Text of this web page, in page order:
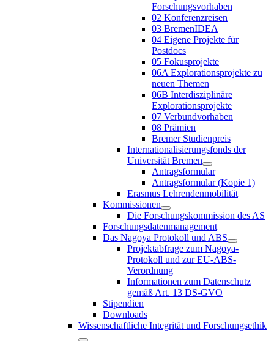
Forschungsvorhaben
02 Konferenzreisen
03 BremenIDEA
04 Eigene Projekte für
Postdocs
05 Fokusprojekte
06A Explorationsprojekte zu
neuen Themen
06B Interdisziplinäre
Explorationsprojekte
07 Verbundvorhaben
08 Prämien
Bremer Studienpreis
Internationalisierungsfonds der
Universität Bremen
Antragsformular
Antragsformular (Kopie 1)
Erasmus Lehrendenmobilität
Kommissionen
Die Forschungskommission des AS
Forschungsdatenmanagement
Das Nagoya Protokoll und ABS
Projektabfrage zum Nagoya-
Protokoll und zur EU-ABS-
Verordnung
Informationen zum Datenschutz
gemäß Art. 13 DS-GVO
Stipendien
Downloads
Wissenschaftliche Integrität und Forschungsethik